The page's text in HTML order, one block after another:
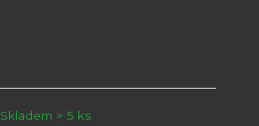
Skladem > 5 ks